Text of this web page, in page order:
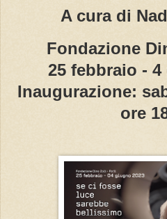
A cura di
Fondazione
25 febbraio -
Inaugurazione:
ore